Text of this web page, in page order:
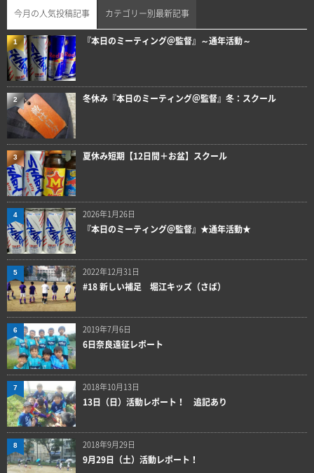
今月の人気投稿記事 カテゴリー別最新記事
『本日のミーティング＠監督』～通年活動～
1
冬休み『本日のミーティング＠監督』冬：スクール
2
夏休み短期【12日間＋お盆】スクール
3
2026年1月26日
『本日のミーティング＠監督』★通年活動★
4
2022年12月31日
#18 新しい補足 堀江キッズ（さば）
5
2019年7月6日
6日奈良遠征レポート
6
2018年10月13日
13日（日）活動レポート！ 追記あり
7
2018年9月29日
9月29日（土）活動レポート！
8